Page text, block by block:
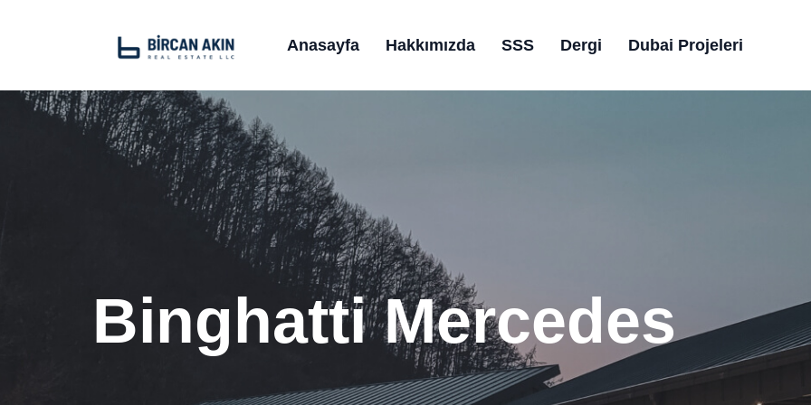
Anasayfa Hakkımızda SSS Dergi Dubai Projeleri
Binghatti Mercedes